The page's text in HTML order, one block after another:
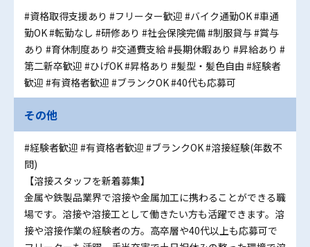
#資格取得支援あり #フリーター歓迎 #バイク通勤OK#車通
勤OK#転勤なし #研修あり #社会保険完備#制服貸与#賞与
あり #育休制度あり #交通費支給#長期休暇あり #昇給あり #
第二新卒歓迎 #ひげOK#昇格あり #髪型・髪色自由 #経験者
歓迎 #有資格者歓迎 #ブランクOK#40代も応募可
その他
#経験者歓迎 #有資格者歓迎 #ブランクOK#溶接経験(年数不
問)
【溶接スタッフを新着募集】
金属や鉄製品業界で溶接や金属加工に携わることができる職
場です。溶接や溶接工として働きたい方も活躍できます。溶
接や溶接作業の経験者の方。高卒層や40代以上も応募可で